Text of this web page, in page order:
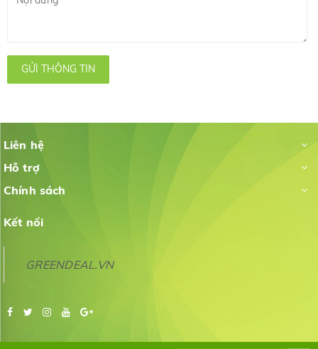
GỬI THÔNG TIN
Liên hệ
Hỗ trợ
Chính sách
Kết nối
GREENDEAL.VN